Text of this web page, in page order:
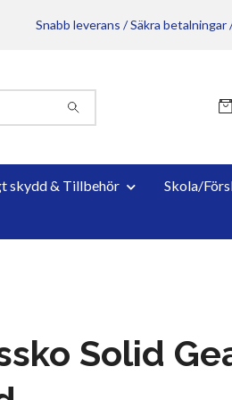
Snabb leverans / Säkra
skydd & Tillbehör
Skola/
Solid